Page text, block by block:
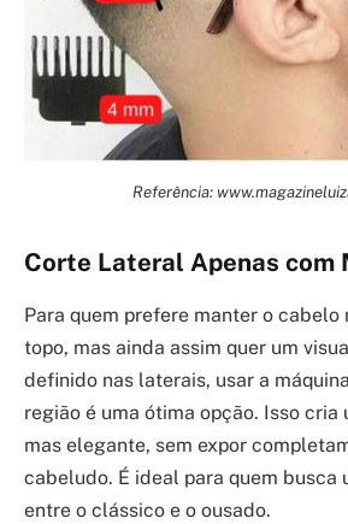
Referência:
Corte Lateral Apenas com
Para quem prefere manter o cabelo
topo, mas ainda assim quer um
definido nas laterais, usar a
região é uma ótima opção. Isso
mas elegante, sem expor
cabeludo. É ideal para quem busca
entre o clássico e o ousado.